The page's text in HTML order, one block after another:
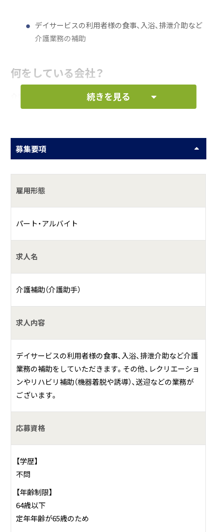
デイサービスの利用者様の食事、入浴、排泄介助など
介護業務の補助
何をしている会社？
介護施設（通所介護・訪問介護）、接骨院の運営
居宅介護支援・福祉用具・住宅改修サービスの提供
続きを見る
募集要項
雇用形態
パート・アルバイト
求人名
介護補助（介護助手）
求人内容
デイサービスの利用者様の食事、入浴、排泄介助など介護
業務の補助をしていただきます。その他、レクリエーショ
ンやリハビリ補助（機器着脱や誘導）、送迎などの業務が
ございます。
応募資格
【学歴】
不問
【年齢制限】
64歳以下
定年年齢が65歳のため